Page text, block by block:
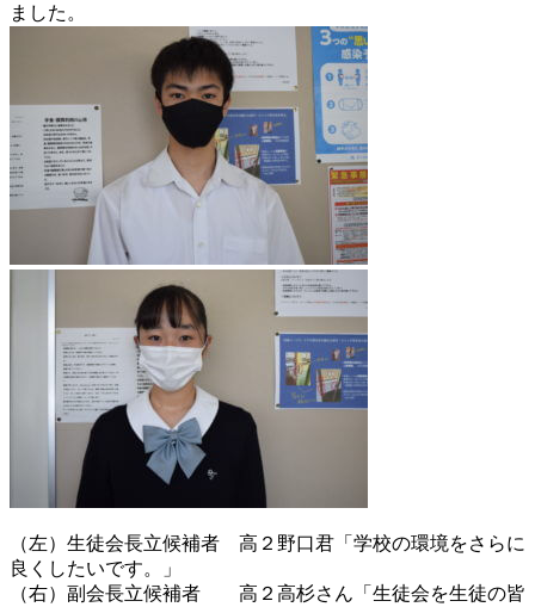
ました。
（左）生徒会長立候補者 高２野口君「学校の環境をさらに
良くしたいです。」
（右）副会長立候補者 高２高杉さん「生徒会を生徒の皆